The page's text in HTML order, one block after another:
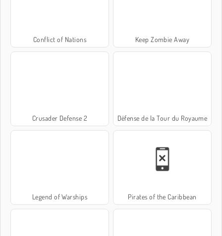
Conflict of Nations Keep Zombie Away
Crusader Defense 2 Défense de la Tour du Royaume
Legend of Warships Pirates of the Caribbean